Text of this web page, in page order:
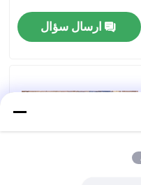
ارسال سؤال